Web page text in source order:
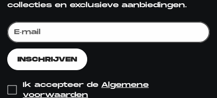
collecties en exclusieve aanbiedingen.
INSCHRIJVEN
Ik accepteer de Algemene
voorwaarden